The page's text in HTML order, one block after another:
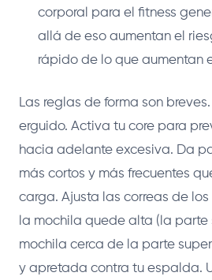
corporal para el fitness
allá de eso aumentan el
rápido de lo que aumentan
Las reglas de forma son
erguido. Activa tu core para
hacia adelante excesiva. Da
más cortos y más frecuentes
carga. Ajusta las correas de
la mochila quede alta (la parte
mochila cerca de la parte
y apretada contra tu espalda.